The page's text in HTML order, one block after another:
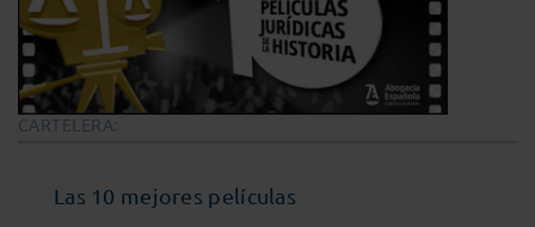
CARTELERA:
Las 10 mejores películas